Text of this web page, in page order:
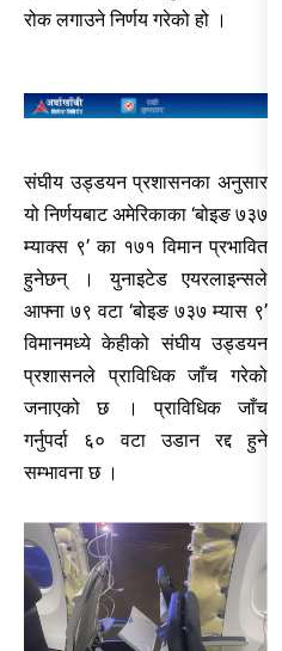
रोक लगाउने निर्णय गरेको हो ।
संघीय उड्डयन प्रशासनका अनुसार
यो निर्णयबाट अमेरिकाका ‘बोइङ ७३७
म्याक्स ९’ का १७१ विमान प्रभावित
हुनेछन् । युनाइटेड एयरलाइन्सले
आफ्ना ७९ वटा ‘बोइङ ७३७ म्यास ९’
विमानमध्ये केहीको संघीय उड्डयन
प्रशासनले प्राविधिक जाँच गरेको
जनाएको छ । प्राविधिक जाँच
गर्नुपर्दा ६० वटा उडान रद्द हुने
सम्भावना छ ।